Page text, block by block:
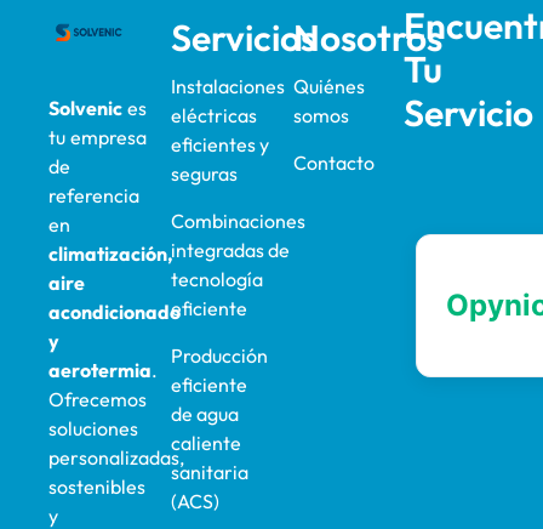
Solvenic es
tu empresa
de
referencia
en
climatización,
aire
acondicionado
y
aerotermia.
Ofrecemos
soluciones
personalizadas,
sostenibles
y
Servicios
Instalaciones
eléctricas
eficientes y
seguras
Combinaciones
integradas de
tecnología
eficiente
Producción
eficiente
de agua
caliente
sanitaria
(ACS)
Nosotros
Quiénes
somos
Contacto
Tu
Servicio